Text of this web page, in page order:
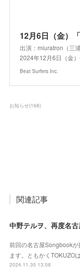
12月6日（金）
出演：miuratron（三
2024年12月6日（金
Beat Surfers Inc.
お知らせ(168)
関連記事
中野テルヲ、再度名
前回の名古屋Songbook
ます。ともかくTOKUZO
2024.11.30 13:08